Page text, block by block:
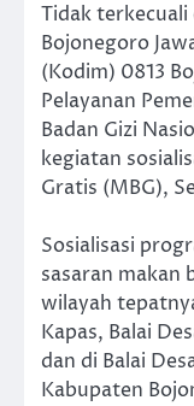
Tidak
Bojonegoro
(Kodim) 0813
Pelayanan
Badan Gizi
kegiatan
Gratis (MBG),
Sosialisasi
sasaran makan
wilayah
Kapas, Balai
dan di Balai
Kabupaten